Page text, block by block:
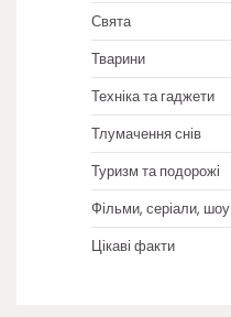
Свята
Тварини
Техніка та гаджети
Тлумачення снів
Туризм та подорожі
Фільми, серіали, шоу
Цікаві факти